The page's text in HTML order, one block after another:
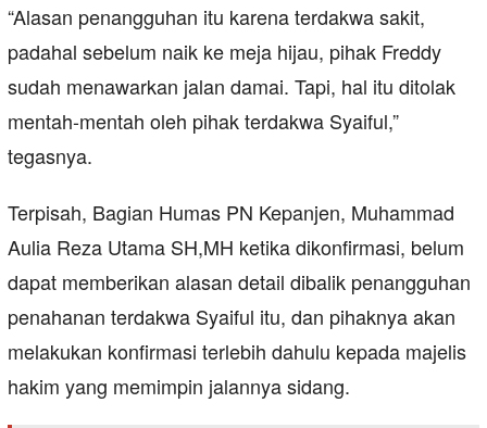
“Alasan penangguhan itu karena terdakwa sakit,
padahal sebelum naik ke meja hijau, pihak Freddy
sudah menawarkan jalan damai. Tapi, hal itu ditolak
mentah-mentah oleh pihak terdakwa Syaiful,”
tegasnya.
Terpisah, Bagian Humas PN Kepanjen, Muhammad
Aulia Reza Utama SH,MH ketika dikonfirmasi, belum
dapat memberikan alasan detail dibalik penangguhan
penahanan terdakwa Syaiful itu, dan pihaknya akan
melakukan konfirmasi terlebih dahulu kepada majelis
hakim yang memimpin jalannya sidang.